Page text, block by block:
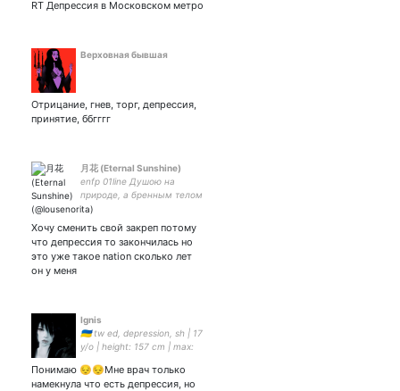
RT Депрессия в Московском метро
Верховная бывшая
Отрицание, гнев, торг, депрессия,
принятие, ббгггг
月花 (Eternal Sunshine)
enfp 01line Душою на
природе, а бренным телом
средь людей. Аннара 🦋
Хочу сменить свой закреп потому
что депрессия то закончилась но
это уже такое nation сколько лет
он у меня
Ignis
🇺🇦 tw ed, depression, sh | 17
у/о | height: 157 cm | max:
gw: 45 | #рпп #edtwt
Понимаю 😔😔Мне врач только
намекнула что есть депрессия, но